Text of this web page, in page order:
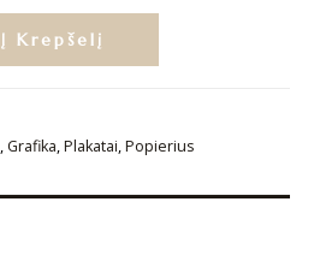
Į Krepšelį
,Grafika,Plakatai,Popierius